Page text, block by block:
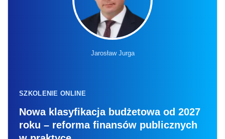
Jarosław Jurga
SZKOLENIE ONLINE
Nowa klasyfikacja budżetowa od 2027
roku – reforma finansów publicznych